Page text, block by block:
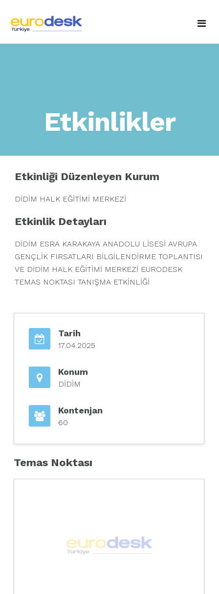
Yayınlarımız
Etkinlikler
Etkinliği Düzenleyen Kurum
DİDİM HALK EĞİTİMİ MERKEZİ
Etkinlik Detayları
DİDİM ESRA KARAKAYA ANADOLU LİSESİ AVRUPA
GENÇLİK FIRSATLARI BİLGİLENDİRME TOPLANTISI
VE DİDİM HALK EĞİTİMİ MERKEZİ EURODESK
TEMAS NOKTASI TANIŞMA ETKİNLİĞİ
Tarih
17.04.2025
Konum
DİDİM
Kontenjan
60
Temas Noktası